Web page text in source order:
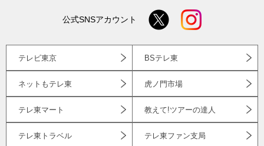
公式SNSアカウント
テレビ東京 BSテレ東
ネットもテレ東 虎ノ門市場
テレ東マート 教えて!ツアーの達人
テレ東トラベル テレ東ファン支局